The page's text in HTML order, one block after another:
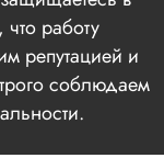
работу
репутацией и
соблюдаем